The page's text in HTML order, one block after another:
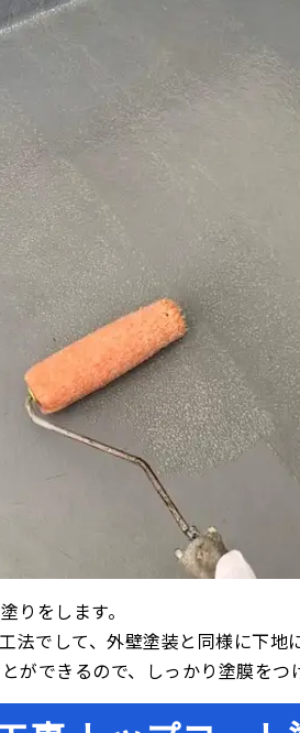
りをします。
法でして、外壁塗装と同様に下地
ができるので、しっかり塗膜を